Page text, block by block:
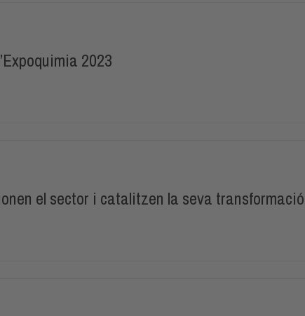
2023
el sector i catalitzen la seva transformació